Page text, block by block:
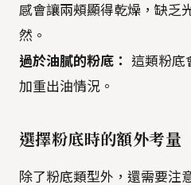
感會讓兩頰顯得乾燥，缺乏
然。
過於油膩的粉底：
這類粉底
加重出油情況。
選擇粉底時的額外考量
除了粉底類型外，還需要注